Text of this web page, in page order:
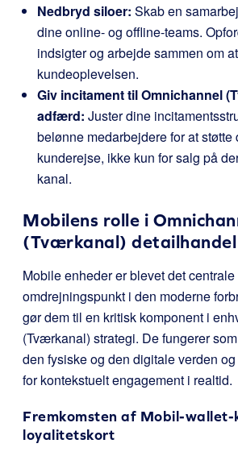
Nedbryd siloer: Skab en
dine online- og offline-teams.
indsigter og arbejde sammen om
kundeoplevelsen.
Giv incitament til Omnichannel
adfærd: Juster dine
belønne medarbejdere for at støtte
kunderejse, ikke kun for salg på
kanal.
Mobilens rolle i
(Tværkanal) detailhandel
Mobile enheder er blevet det centrale
omdrejningspunkt i den moderne
gør dem til en kritisk komponent i
(Tværkanal) strategi. De fungerer
den fysiske og den digitale verden
for kontekstuelt engagement i realtid.
Fremkomsten af Mobil-wallet-
loyalitetskort